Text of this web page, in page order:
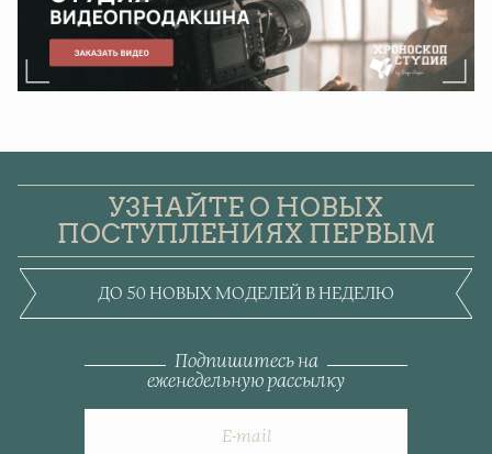
УЗНАЙТЕ О НОВЫХ
ПОСТУПЛЕНИЯХ ПЕРВЫМ
ДО 50 НОВЫХ МОДЕЛЕЙ В НЕДЕЛЮ
Подпишитесь на
еженедельную рассылку